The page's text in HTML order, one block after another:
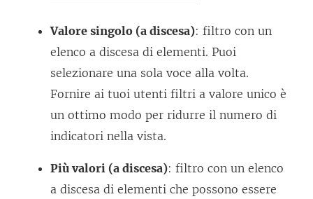
Valore singolo (a discesa): filtro con un
elenco a discesa di elementi. Puoi
selezionare una sola voce alla volta.
Fornire ai tuoi utenti filtri a valore unico è
un ottimo modo per ridurre il numero di
indicatori nella vista.
Più valori (a discesa): filtro con un elenco
a discesa di elementi che possono essere